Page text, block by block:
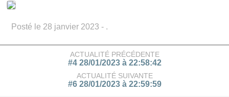
Posté le 28 janvier 2023 - .
ACTUALITÉ PRÉCÉDENTE
#4 28/01/2023 à 22:58:42
ACTUALITÉ SUIVANTE
#6 28/01/2023 à 22:59:59